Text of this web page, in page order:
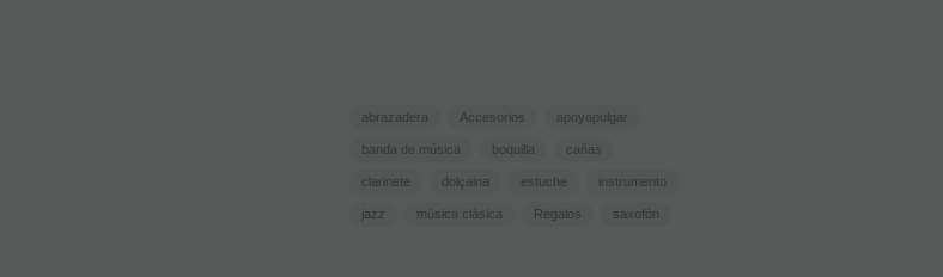
abrazadera Accesorios apoyapulgar
banda de música boquilla cañas
clarinete dolçaina estuche instrumento
jazz música clásica Regalos saxofón